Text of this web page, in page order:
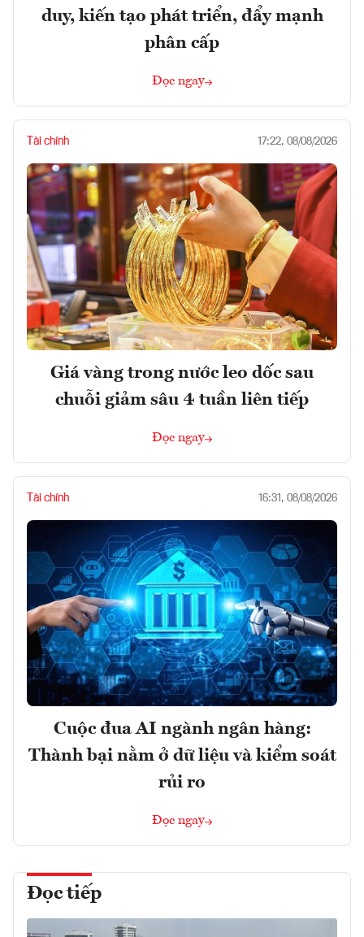
duy, kiến tạo phát triển, đẩy mạnh
phân cấp
Đọc ngay
Tài chính 17:22, 08/08/2026
Giá vàng trong nước leo dốc sau
chuỗi giảm sâu 4 tuần liên tiếp
Đọc ngay
Tài chính 16:31, 08/08/2026
Cuộc đua AI ngành ngân hàng:
Thành bại nằm ở dữ liệu và kiểm soát
rủi ro
Đọc ngay
Đọc tiếp